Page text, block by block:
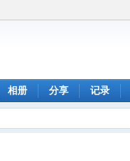
相册 分享 记录